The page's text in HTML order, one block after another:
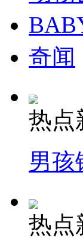
安徽一实载
走！跟着总
消防员救轻
纽约上演“枕
奇闻
热点
男孩
热点